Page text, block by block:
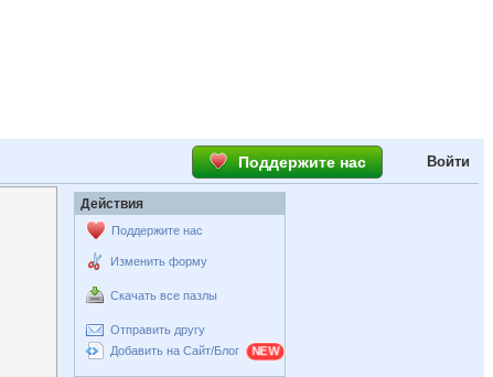
Поддержите нас Войти
Действия
Поддержите нас
Изменить форму
Скачать все пазлы
Отправить другу
Добавить на Сайт/Блог